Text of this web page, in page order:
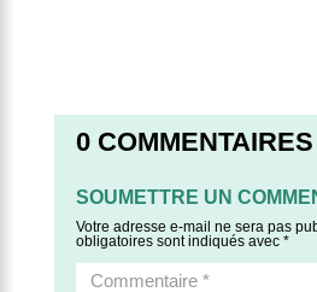
0 COMMENTAIRES
SOUMETTRE UN
Votre adresse e-mail ne sera pas
obligatoires sont indiqués avec *